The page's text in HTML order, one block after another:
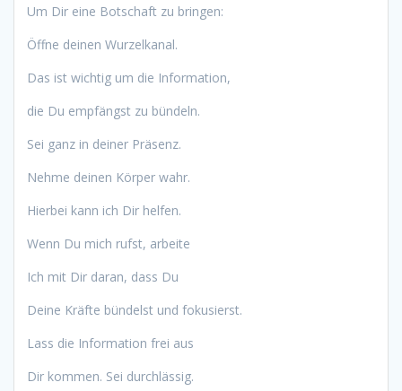
Um Dir eine Botschaft zu bringen:
Öffne deinen Wurzelkanal.
Das ist wichtig um die Information,
die Du empfängst zu bündeln.
Sei ganz in deiner Präsenz.
Nehme deinen Körper wahr.
Hierbei kann ich Dir helfen.
Wenn Du mich rufst, arbeite
Ich mit Dir daran, dass Du
Deine Kräfte bündelst und fokusierst.
Lass die Information frei aus
Dir kommen. Sei durchlässig.